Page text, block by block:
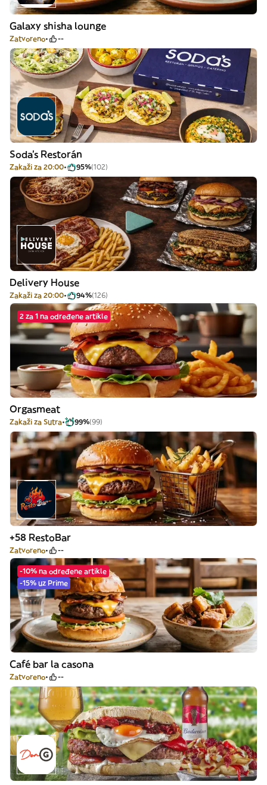
Galaxy shisha lounge
Zatvoreno --
Soda's Restorán
Zakaži za 20:00 95%(102)
Delivery House
Zakaži za 20:00 94%(126)
2 za 1 na određene artikle
Orgasmeat
Zakaži za Sutra 99%(99)
+58 RestoBar
Zatvoreno --
-10% na određene artikle
-15% uz Prime
Café bar la casona
Zatvoreno --